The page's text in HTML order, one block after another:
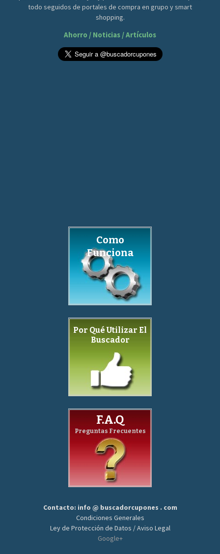
todo seguidos de portales de compra en grupo y smart
shopping.
Ahorro / Noticias / Artículos
Como
Funciona
Por Qué Utilizar El
Buscador
F.A.Q
Preguntas Frecuentes
Contacto: info @ buscadorcupones . com
Condiciones Generales
Ley de Protección de Datos / Aviso Legal
Google+